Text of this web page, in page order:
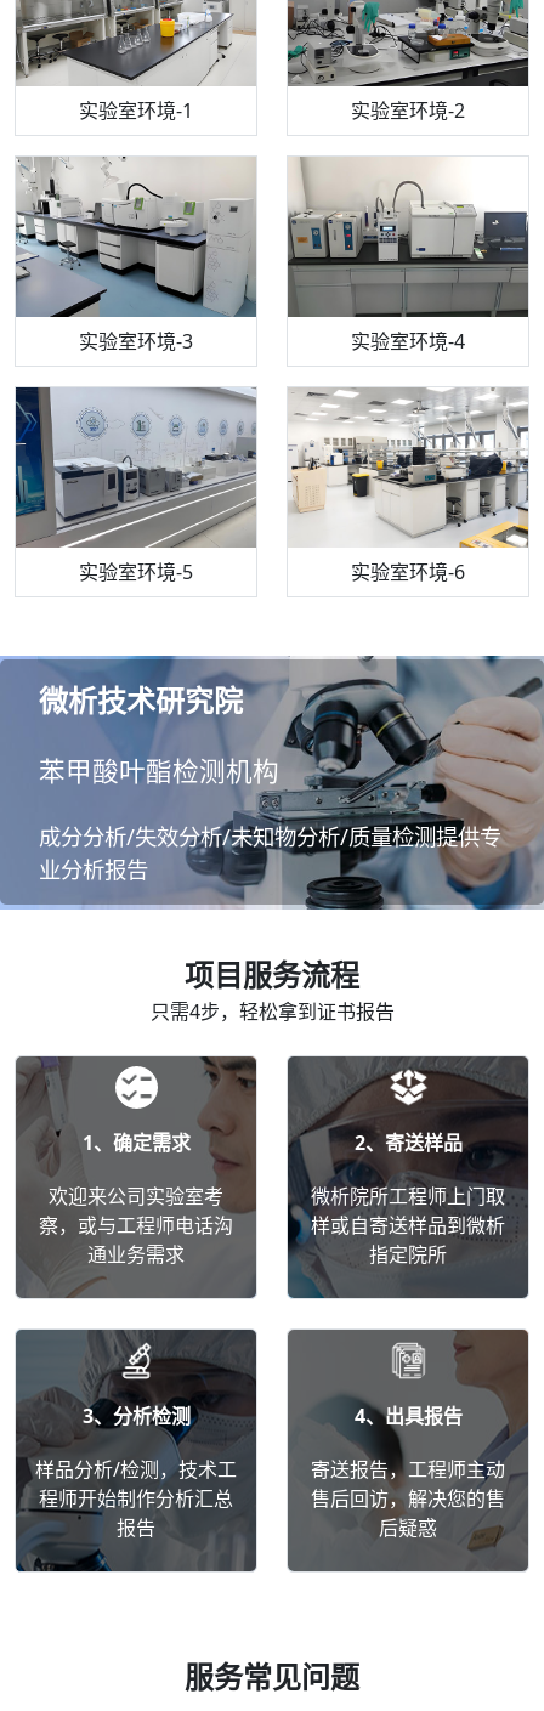
实验室环境-1 实验室环境-2
实验室环境-3 实验室环境-4
实验室环境-5 实验室环境-6
机构质检技术员-1 机构质检技术员-2
机构质检技术员-3 机构质检技术员-4
机构质检技术员-5 机构质检技术员-6
步入式恒温恒湿试验箱 电感耦合等离子体光谱仪
高效液相色谱仪 流式细胞仪
气相色谱仪 万能力学试验仪
微析技术研究院
苯甲酸叶酯检测机构
成分分析/失效分析/未知物分析/质量检测提供专
业分析报告
项目服务流程
只需4步，轻松拿到证书报告
1、确定需求
欢迎来公司实验室考
察，或与工程师电话沟
通业务需求
2、寄送样品
微析院所工程师上门取
样或自寄送样品到微析
指定院所
3、分析检测
样品分析/检测，技术工
程师开始制作分析汇总
报告
4、出具报告
寄送报告，工程师主动
售后回访，解决您的售
后疑惑
服务常见问题